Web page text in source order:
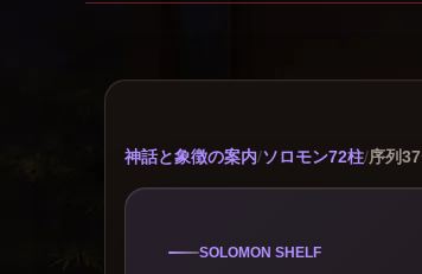
神話と象徴の案内/ソロモン72柱/序列
SOLOMON SHELF